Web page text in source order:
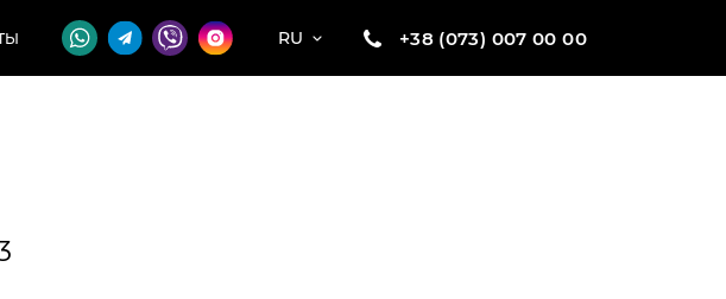
RU +38 (073) 007 00 00